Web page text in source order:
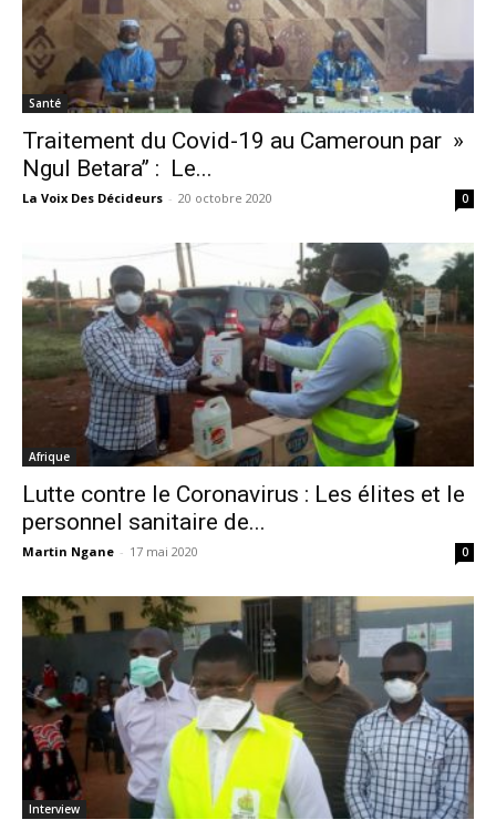
Santé
Traitement du Covid-19 au Cameroun par »
Ngul Betara’’ : Le...
La Voix Des Décideurs - 20 octobre 2020 0
Afrique
Lutte contre le Coronavirus : Les élites et le
personnel sanitaire de...
Martin Ngane - 17 mai 2020 0
Interview